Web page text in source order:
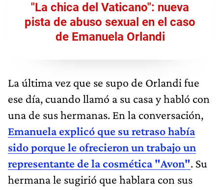
"La chica del Vaticano": nueva
pista de abuso sexual en el caso
de Emanuela Orlandi
La última vez que se supo de Orlandi fue
ese día, cuando llamó a su casa y habló con
una de sus hermanas. En la conversación,
Emanuela explicó que su retraso había
sido porque le ofrecieron un trabajo un
representante de la cosmética "Avon". Su
hermana le sugirió que hablara con sus